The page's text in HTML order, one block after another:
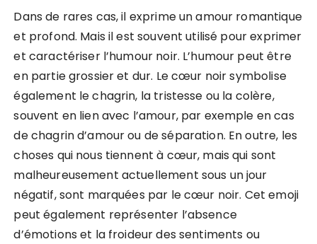
Dans de rares cas, il exprime un amour romantique
et profond. Mais il est souvent utilisé pour exprimer
et caractériser l’humour noir. L’humour peut être
en partie grossier et dur. Le cœur noir symbolise
également le chagrin, la tristesse ou la colère,
souvent en lien avec l’amour, par exemple en cas
de chagrin d’amour ou de séparation. En outre, les
choses qui nous tiennent à cœur, mais qui sont
malheureusement actuellement sous un jour
négatif, sont marquées par le cœur noir. Cet emoji
peut également représenter l’absence
d’émotions et la froideur des sentiments ou